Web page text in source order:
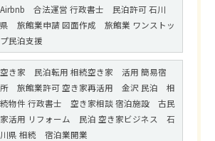
Airbnb 合法運営 行政書士 民泊許可 石川
県 旅館業申請 図面作成 旅館業 ワンストッ
プ民泊支援
空き家 民泊転用 相続空き家 活用 簡易宿
所 旅館業許可 空き家再活用 金沢 民泊 相
続物件 行政書士 空き家相談 宿泊施設 古民
家活用 リフォーム 民泊 空き家ビジネス 石
川県 相続 宿泊業開業